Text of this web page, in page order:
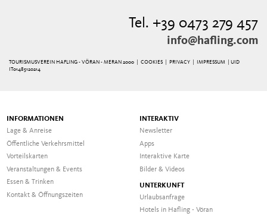
Tel. +39 0473 279 457
info@hafling.com
TOURISMUSVEREIN HAFLING - VÖRAN - MERAN 2000 | COOKIES |PRIVACY IMPRESSUM
| UID
IT01485120214
INFORMATIONEN
Lage & Anreise
Öffentliche Verkehrsmittel
Vorteilskarten
Veranstaltungen & Events
Essen & Trinken
Kontakt & Öffnungszeiten
INTERAKTIV
Newsletter
Apps
Interaktive Karte
Bilder & Videos
UNTERKUNFT
Urlaubsanfrage
Hotels in Hafling - Vöran